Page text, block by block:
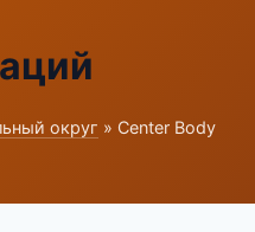
округ » Center Body